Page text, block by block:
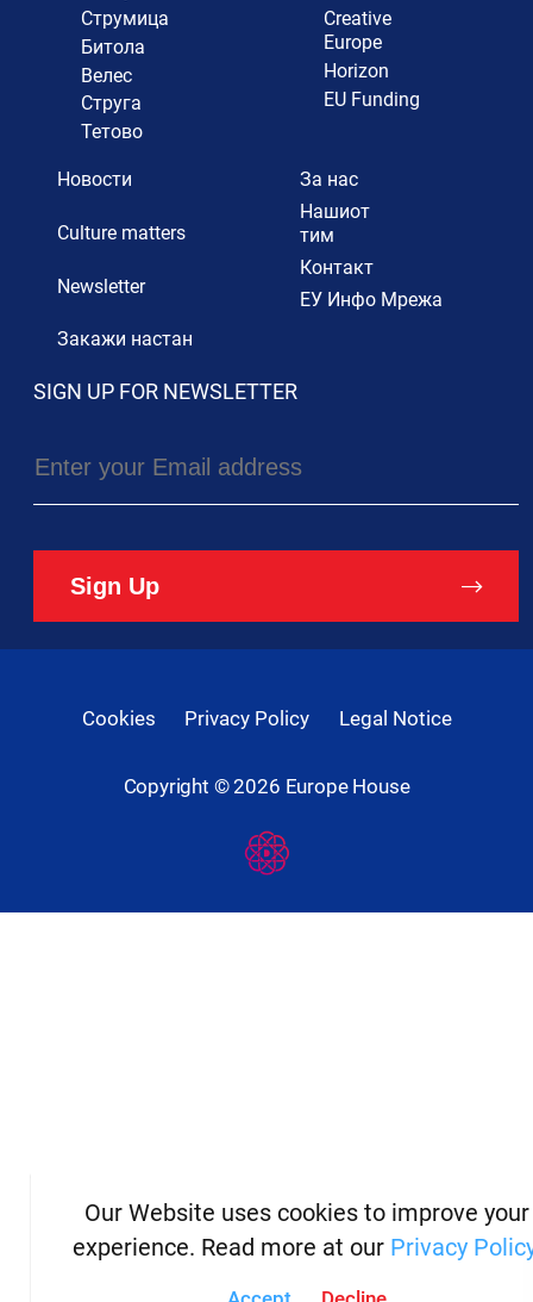
Струмица
Битола
Велес
Струга
Тетово
Creative
Europe
Horizon
EU Funding
Новости
Culture matters
Newsletter
Закажи настан
За нас
Нашиот
тим
Контакт
ЕУ Инфо Мрежа
SIGN UP FOR NEWSLETTER
Sign Up
Copyright ©2026 Europe House
Cookies Privacy Policy Legal Notice
Developed
By
Digital
Our Website uses cookies to improve your
experience. Read more at our Privacy